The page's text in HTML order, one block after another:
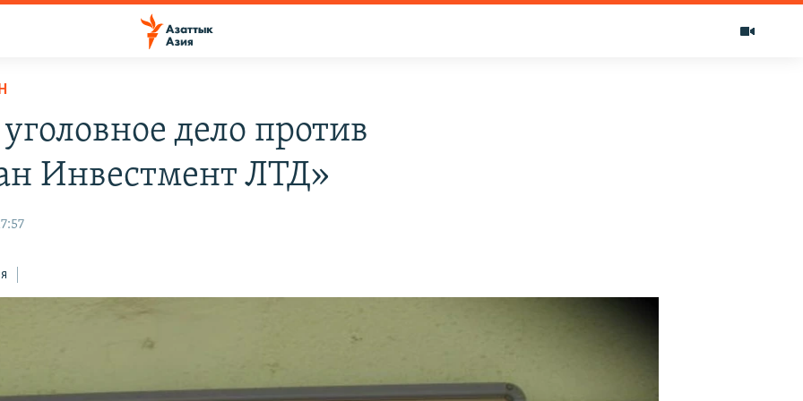
дело против
Инвестмент ЛТД»